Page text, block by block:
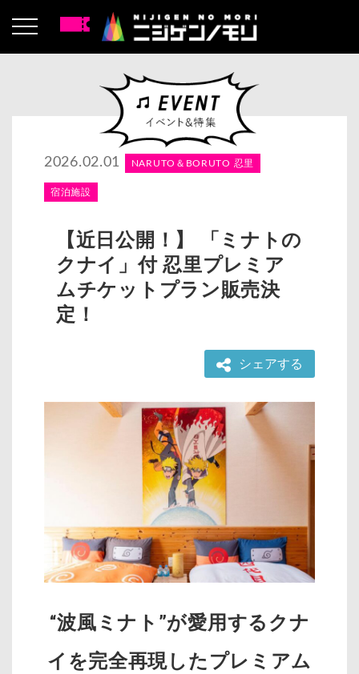
2026.02.01 NARUTO＆BORUTO 忍里
宿泊施設
【近日公開！】 「ミナトの
クナイ」付 忍里プレミア
ムチケットプラン販売決
定！
シェアする
“波風ミナト”が愛用するクナ
イを完全再現したプレミアム